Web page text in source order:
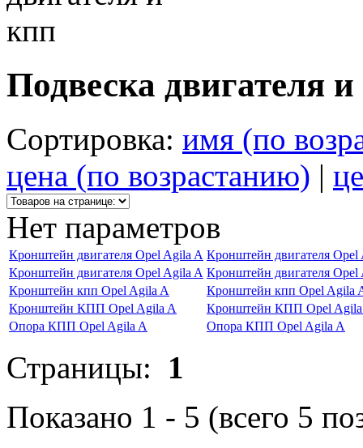
Подвеска двигателя
Сортировка: имя (по
цена (по возрастанию) |
Нет параметров
Кронштейн двигателя Opel Agila A Кронштейн двигателя Opel
Кронштейн двигателя Opel Agila A Кронштейн двигателя Opel
Кронштейн кпп Opel Agila A
Кронштейн кпп Opel Agila
Кронштейн КПП Opel Agila A
Кронштейн КПП Opel
Опора КПП Opel Agila A
Опора КПП Opel Agila A
Страницы: 1
Показано 1 - 5 (всего 5